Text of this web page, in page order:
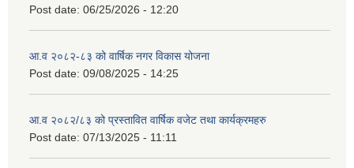
Post date: 06/25/2026 - 12:20
आ.व २०८२-८३ को वार्षिक नगर विकास योजना
Post date: 09/08/2025 - 14:25
आ.व २०८२/८३ को प्रस्तावित वार्षिक वजेट तथा कार्यक्रमहरु
Post date: 07/13/2025 - 11:11